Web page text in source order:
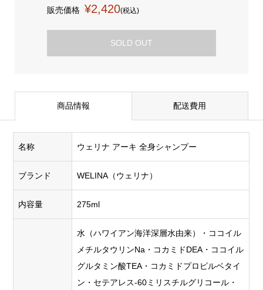
販売価格 ¥2,420(税込)
SOLD OUT
商品情報 配送費用
名称 ウェリナ アーキ 全身シャンプー
ブランド WELINA（ウェリナ）
内容量 275ml
水（ハワイアン海洋深層水由来）・ココイル
メチルタウリンNa・コカミドDEA・ココイル
グルタミン酸TEA・コカミドプロピルベタイ
ン・セテアレス-60ミリスチルグリコール・